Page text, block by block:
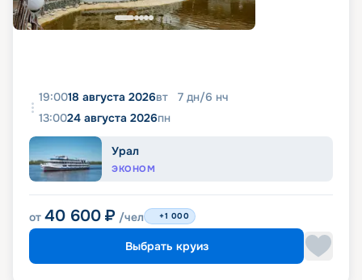
19:0018 августа 2026вт 7 дн/6 нч
13:0024 августа 2026пн
Урал
ЭКОНОМ
от 40 600 ₽ /чел +1 000
Выбрать круиз